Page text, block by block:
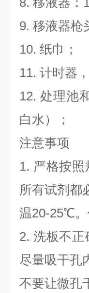
9. 移液器枪
10. 纸巾；
11. 计时器
12. 处理池
白水）；
注意事项
1. 严格按
所有试剂都
温20-25℃
2. 洗板不
尽量吸干孔
不要让微孔